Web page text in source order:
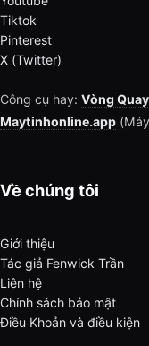
Tiktok
Pinterest
X (Twitter)
Công cụ hay: Vòng
Maytinhonline.app
Về chúng tôi
Giới thiệu
Tác giả Fenwick Trần
Liên hệ
Chính sách bảo mật
Điều Khoản và điều kiện